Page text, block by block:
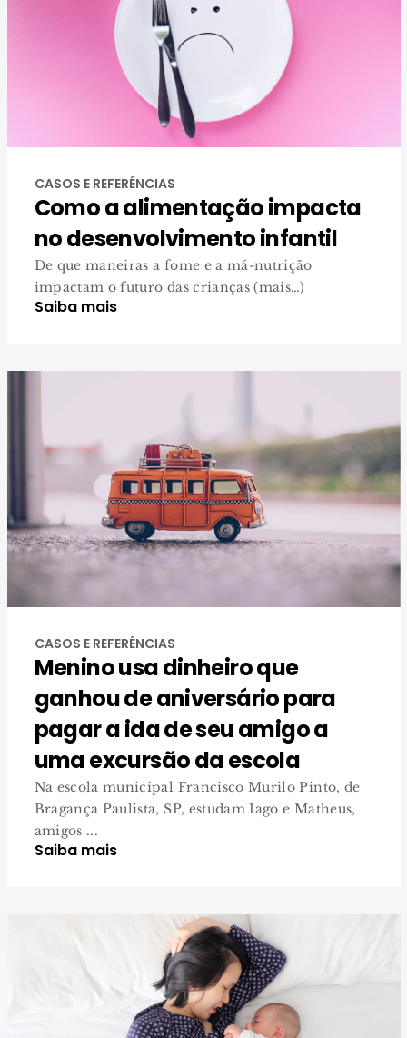
CASOS E REFERÊNCIAS
Como a alimentação impacta
no desenvolvimento infantil
De que maneiras a fome e a má-nutrição
impactam o futuro das crianças (mais…)
Saiba mais
CASOS E REFERÊNCIAS
Menino usa dinheiro que
ganhou de aniversário para
pagar a ida de seu amigo a
uma excursão da escola
Na escola municipal Francisco Murilo Pinto, de
Bragança Paulista, SP, estudam Iago e Matheus,
amigos ...
Saiba mais